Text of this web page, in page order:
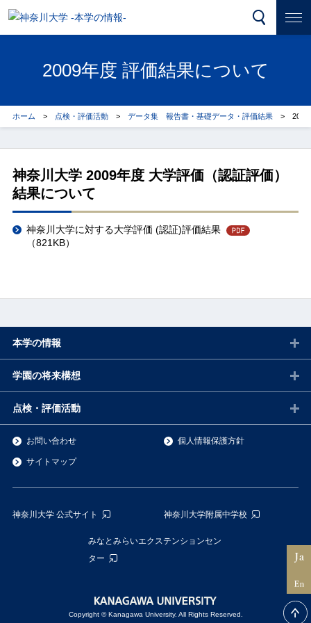
2009年度 評価結果について
ホーム 点検・評価活動 データ集 報告書・基礎データ・評価結果 2009
神奈川大学 2009年度 大学評価（認証評価）
結果について
神奈川大学に対する大学評価 (認証)評価結果
（821KB）
本学の情報
学園の将来構想
点検・評価活動
お問い合わせ 個人情報保護方針
サイトマップ
神奈川大学 公式サイト 神奈川大学附属中学校
みなとみらいエクステンションセン
ター
Copyright © Kanagawa University. All Rights Reserved.